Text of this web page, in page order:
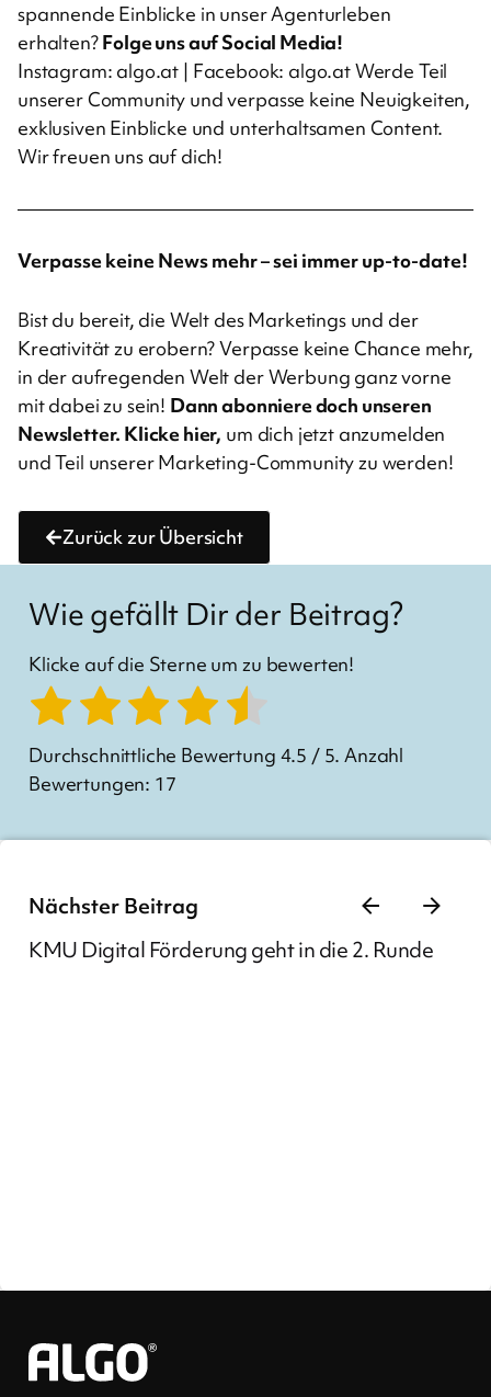
spannende Einblicke in unser Agenturleben
erhalten?Folge uns auf Social Media!
Instagram: algo.at | Facebook: algo.atWerde Teil
unserer Community und verpasse keine Neuigkeiten,
exklusiven Einblicke und unterhaltsamen Content.
Wir freuen uns auf dich!
Verpasse keine News mehr – sei immer up-to-date!
Bist du bereit, die Welt des Marketings und der
Kreativität zu erobern? Verpasse keine Chance mehr,
in der aufregenden Welt der Werbung ganz vorne
mit dabei zu sein! Dann abonniere doch unseren
Newsletter. Klicke hier, um dich jetzt anzumelden
und Teil unserer Marketing-Community zu werden!
Zurück zur Übersicht
Wie gefällt Dir der Beitrag?
Klicke auf die Sterne um zu bewerten!
Durchschnittliche Bewertung 4.5 / 5. Anzahl
Bewertungen: 17
Nächster Beitrag
KMU Digital Förderung geht in die 2. Runde